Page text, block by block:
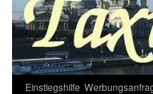
Zum
Einstiegshilfe